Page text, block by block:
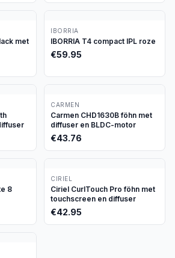
met
IBORRIA
IBORRIA T4 compact IPL roze
€59.95
CARMEN
Carmen CHD1630B föhn met
diffuser en BLDC-motor
€43.76
8
CIRIEL
Ciriel CurlTouch Pro föhn met
touchscreen en diffuser
€42.95